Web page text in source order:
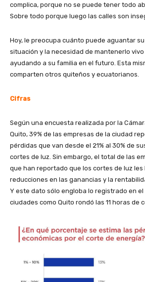
complica, porque no se puede tener todo
Sobre todo porque luego las calles son
Hoy, le preocupa cuánto puede aguantar
situación y la necesidad de mantenerlo
ayudando a su familia en el futuro. Esta
comparten otros quiteños y ecuatorianos.
Cifras
Según una encuesta realizada por la
Quito, 39% de las empresas de la ciudad
pérdidas que van desde el 21% al 30% de
cortes de luz. Sin embargo, el total de las
que han reportado que los cortes de luz
reducciones en las ganancias y la
Y este dato sólo engloba lo registrado en el
ciudades como Quito rondó las 11 horas de